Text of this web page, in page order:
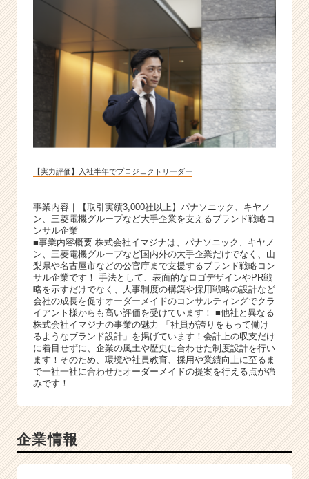
【実力評価】入社半年でプロジェクトリーダー
事業内容｜【取引実績3,000社以上】パナソニック、キヤノ
ン、三菱電機グループなど大手企業を支えるブランド戦略コ
ンサル企業
■事業内容概要 株式会社イマジナは、パナソニック、キヤノ
ン、三菱電機グループなど国内外の大手企業だけでなく、山
梨県や名古屋市などの公官庁まで支援するブランド戦略コン
サル企業です！ 手法として、表面的なロゴデザインやPR戦
略を示すだけでなく、人事制度の構築や採用戦略の設計など
会社の成長を促すオーダーメイドのコンサルティングでクラ
イアント様からも高い評価を受けています！ ■他社と異なる
株式会社イマジナの事業の魅力 「社員が誇りをもって働け
るようなブランド設計」を掲げています！会計上の収支だけ
に着目せずに、企業の風土や歴史に合わせた制度設計を行い
ます！そのため、環境や社員教育、採用や業績向上に至るま
で一社一社に合わせたオーダーメイドの提案を行える点が強
みです！
企業情報